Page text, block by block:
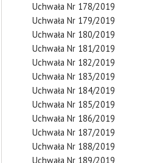
Uchwała Nr 178/2019
Uchwała Nr 179/2019
Uchwała Nr 180/2019
Uchwała Nr 181/2019
Uchwała Nr 182/2019
Uchwała Nr 183/2019
Uchwała Nr 184/2019
Uchwała Nr 185/2019
Uchwała Nr 186/2019
Uchwała Nr 187/2019
Uchwała Nr 188/2019
Uchwała Nr 189/2019